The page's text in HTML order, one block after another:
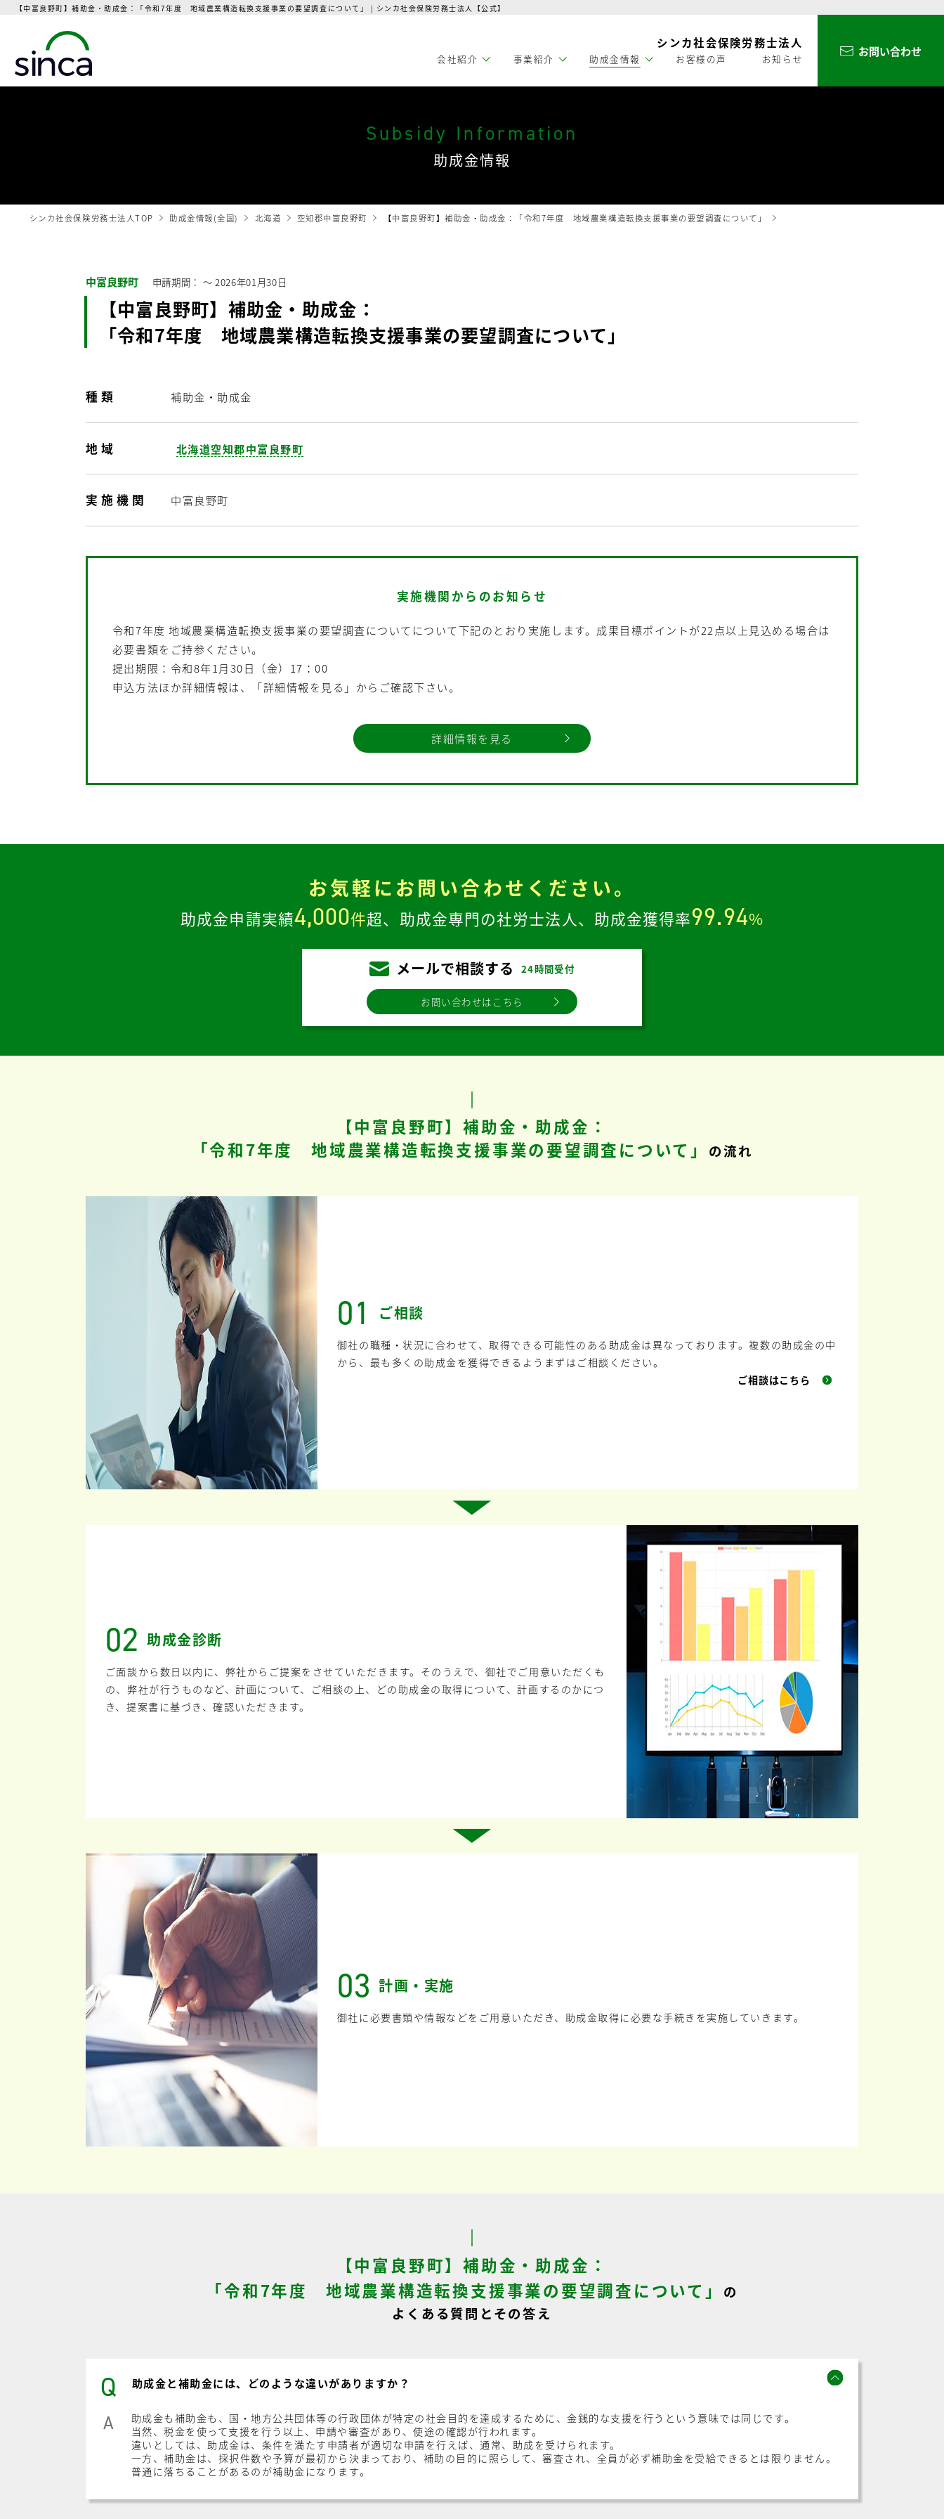
【中富良野町】補助金・助成金：「令和7年度 地域農業構造転換支援事業の要望調査について」 | シンカ社会保険労務士法人【公式】
シンカ社会保険労務士法人
会社紹介 事業紹介 助成金情報 お客様の声 お知らせ お問い合わせ
Subsidy Information
助成金情報
シンカ社会保険労務士法人TOP 助成金情報(全国) 北海道 空知郡中富良野町 【中富良野町】補助金・助成金：「令和7年度 地域農業構造転換支援事業の要望調査について」
中富良野町 申請期間： 〜2026年01月30日
【中富良野町】補助金・助成金：
「令和7年度 地域農業構造転換支援事業の要望調査について」
種類 補助金・助成金
地域 北海道空知郡中富良野町
実施機関 中富良野町
実施機関からのお知らせ
令和7年度 地域農業構造転換支援事業の要望調査についてについて下記のとおり実施します。成果目標ポイントが22点以上見込める場合は
必要書類をご持参ください。
提出期限：令和8年1月30日（金）17：00
申込方法ほか詳細情報は、「詳細情報を見る」からご確認下さい。
詳細情報を見る
お気軽に お問い合わせください。
助成金申請実績4,000件超、 助成金専門の社労士法人、 助成金獲得率99.94%
メールで相談する 24時間受付
お問い合わせはこちら
【中富良野町】補助金・助成金：
「令和7年度 地域農業構造転換支援事業の要望調査について」
の流れ
01 ご相談
御社の職種・状況に合わせて、取得できる可能性のある助成金は異なっております。複数の助成金の中
から、最も多くの助成金を獲得できるようまずはご相談ください。
ご相談はこちら
02 助成金診断
ご面談から数日以内に、弊社からご提案をさせていただきます。そのうえで、御社でご用意いただくも
の、弊社が行うものなど、計画について、ご相談の上、どの助成金の取得について、計画するのかにつ
き、提案書に基づき、確認いただきます。
03 計画・実施
御社に必要書類や情報などをご用意いただき、助成金取得に必要な手続きを実施していきます。
【中富良野町】補助金・助成金：
「令和7年度 地域農業構造転換支援事業の要望調査について」
の
よくある質問とその答え
Q 助成金と補助金には、どのような違いがありますか？
A
助成金も補助金も、国・地方公共団体等の行政団体が特定の社会目的を達成するために、金銭的な支援を行うという意味では同じです。
当然、税金を使って支援を行う以上、申請や審査があり、使途の確認が行われます。
違いとしては、助成金は、条件を満たす申請者が適切な申請を行えば、通常、助成を受けられます。
一方、補助金は、採択件数や予算が最初から決まっており、補助の目的に照らして、審査され、全員が必ず補助金を受給できるとは限りません。
普通に落ちることがあるのが補助金になります。